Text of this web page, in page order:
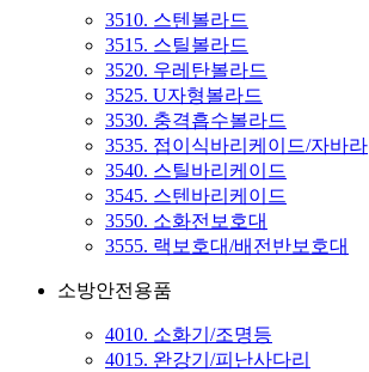
3510. 스텐볼라드
3515. 스틸볼라드
3520. 우레탄볼라드
3525. U자형볼라드
3530. 충격흡수볼라드
3535. 접이식바리케이드/자바라
3540. 스틸바리케이드
3545. 스텐바리케이드
3550. 소화전보호대
3555. 랙보호대/배전반보호대
소방안전용품
4010. 소화기/조명등
4015. 완강기/피난사다리